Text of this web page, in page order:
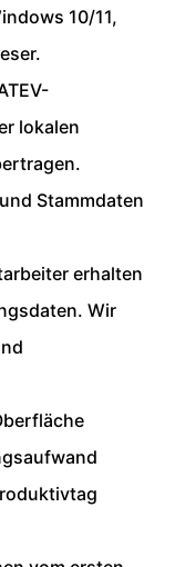
10/11,
lokalen
Stammdaten
erhalten
Wir